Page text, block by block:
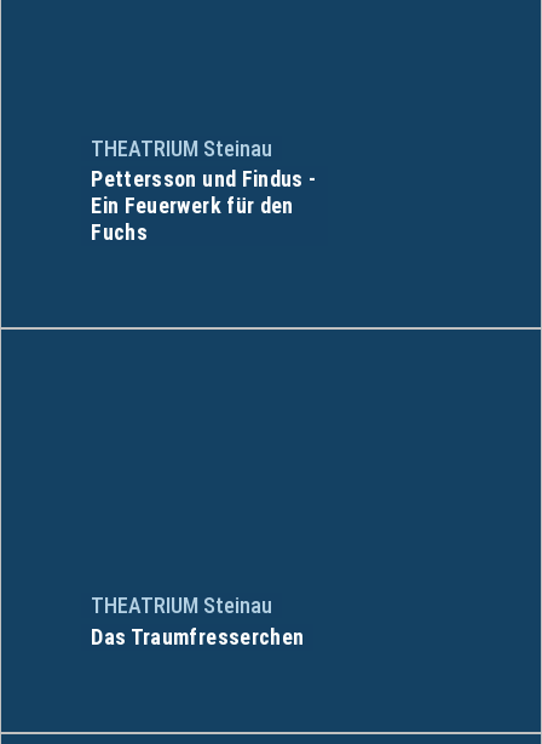
THEATRIUM Steinau
Pettersson und Findus -
Ein Feuerwerk für den
Fuchs
THEATRIUM Steinau
Das Traumfresserchen